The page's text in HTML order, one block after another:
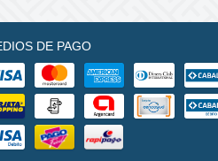
DE PAGO